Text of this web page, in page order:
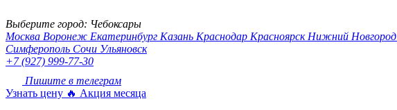
Выберите город: Чебоксары
Москва Воронеж Екатеринбург Казань Краснодар Красноярск Нижний Новгород
Симферополь Сочи Ульяновск
+7 (927) 999-77-30
Пишите в телеграм
Узнать цену 🔥 Акция месяца